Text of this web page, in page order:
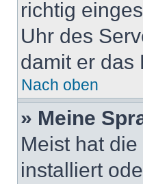
richtig
Uhr des
damit er das
Nach oben
» Meine
Meist hat
installiert